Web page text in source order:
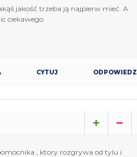
jakość trzeba ją najpierw mieć. A
ciekawego
CYTUJ ODPOWIEDZ
, ktory rozgrywa od tylu i